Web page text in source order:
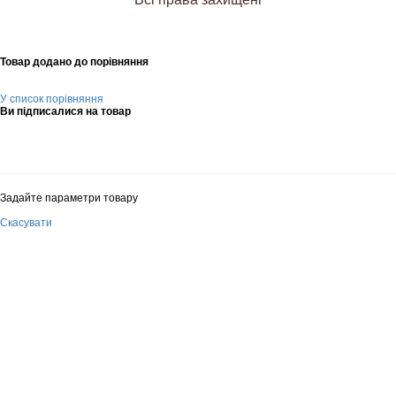
Товар додано до порівняння
У список порівняння
Ви підписалися на товар
Задайте параметри товару
Скасувати